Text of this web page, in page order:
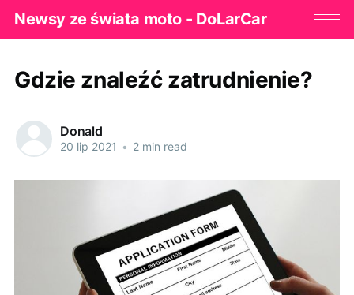
Newsy ze świata moto - DoLarCar
Gdzie znaleźć zatrudnienie?
Donald
20 lip 2021 • 2 min read